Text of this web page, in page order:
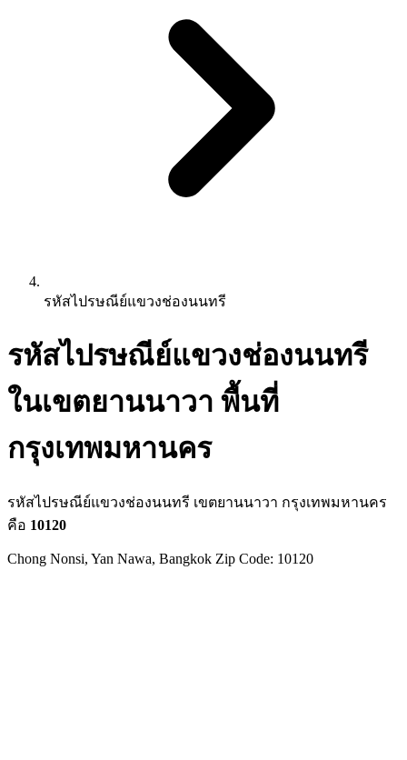
รหัสไปรษณีย์แขวงช่องนนทรี
รหัสไปรษณีย์แขวงช่องนนทรี
ในเขตยานนาวา พื้นที่
กรุงเทพมหานคร
รหัสไปรษณีย์แขวงช่องนนทรี เขตยานนาวา กรุงเทพมหานคร
คือ 10120
Chong Nonsi, Yan Nawa, Bangkok Zip Code: 10120